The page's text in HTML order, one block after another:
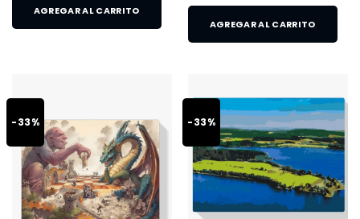
AGREGAR AL CARRITO
AGREGAR AL CARRITO
-33% -33%